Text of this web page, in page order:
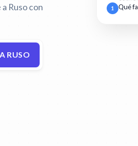
Ruso con
RUSO
1 Qué